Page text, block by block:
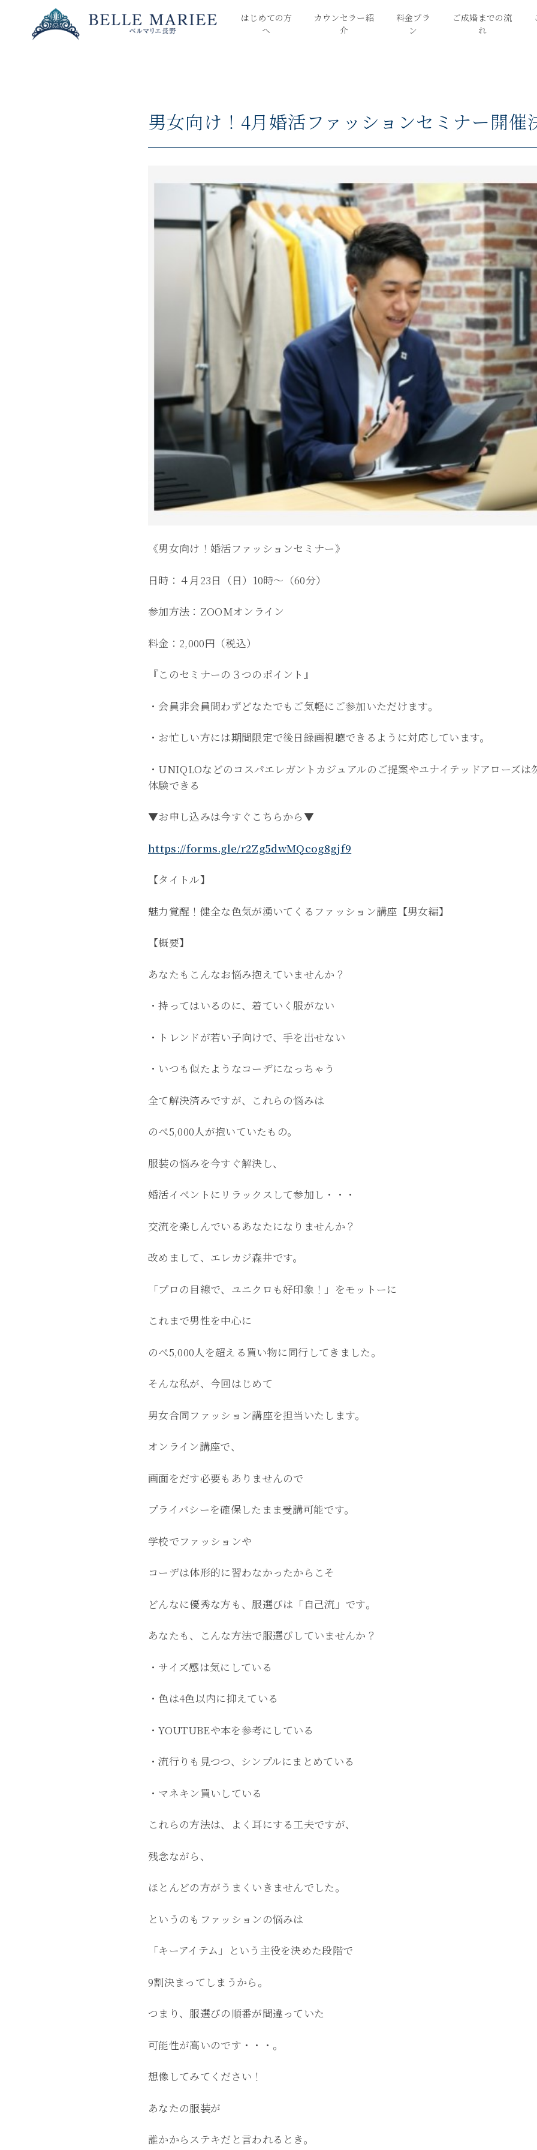
はじめての方
へ
カウンセラー紹
介
料金プラ
ン
ご成婚までの流
れ
男女向け！4月婚活ファッションセミナー開催
《男女向け！婚活ファッションセミナー》
日時：４月23日（日）10時～（60分）
参加方法：ZOOMオンライン
料金：2,000円（税込）
『このセミナーの３つのポイント』
・会員非会員問わずどなたでもご気軽にご参加いただけます。
・お忙しい方には期間限定で後日録画視聴できるように対応しています。
・UNIQLOなどのコスパエレガントカジュアルのご提案やユナイテッドアローズは
体験できる
▼お申し込みは今すぐこちらから▼
https://forms.gle/r2Zg5dwMQcog8gjf9
【タイトル】
魅力覚醒！健全な色気が湧いてくるファッション講座【男女編】
【概要】
あなたもこんなお悩み抱えていませんか？
・持ってはいるのに、着ていく服がない
・トレンドが若い子向けで、手を出せない
・いつも似たようなコーデになっちゃう
全て解決済みですが、これらの悩みは
のべ5,000人が抱いていたもの。
服装の悩みを今すぐ解決し、
婚活イベントにリラックスして参加し・・・
交流を楽しんでいるあなたになりませんか？
改めまして、エレカジ森井です。
「プロの目線で、ユニクロも好印象！」をモットーに
これまで男性を中心に
のべ5,000人を超える買い物に同行してきました。
そんな私が、今回はじめて
男女合同ファッション講座を担当いたします。
オンライン講座で、
画面をだす必要もありませんので
プライバシーを確保したまま受講可能です。
学校でファッションや
コーデは体形的に習わなかったからこそ
どんなに優秀な方も、服選びは「自己流」です。
あなたも、こんな方法で服選びしていませんか？
・サイズ感は気にしている
・色は4色以内に抑えている
・YOUTUBEや本を参考にしている
・流行りも見つつ、シンプルにまとめている
・マネキン買いしている
これらの方法は、よく耳にする工夫ですが、
残念ながら、
ほとんどの方がうまくいきませんでした。
というのもファッションの悩みは
「キーアイテム」という主役を決めた段階で
9割決まってしまうから。
つまり、服選びの順番が間違っていた
可能性が高いのです・・・。
想像してみてください！
あなたの服装が
誰かからステキだと言われるとき。